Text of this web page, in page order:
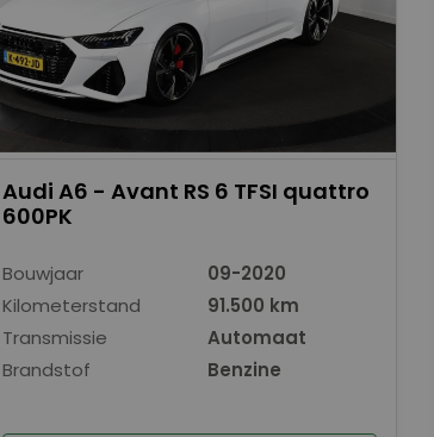
Audi A6 - Avant RS 6 TFSI quattro
600PK
Bouwjaar
09-2020
Kilometerstand
91.500 km
Transmissie
Automaat
Brandstof
Benzine